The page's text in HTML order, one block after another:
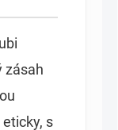
zásah
s